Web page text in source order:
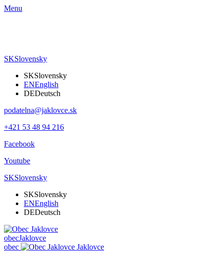
Menu
SKSlovensky
SKSlovensky
ENEnglish
DEDeutsch
podatelna@jaklovce.sk
+421 53 48 94 216
Facebook
Youtube
SKSlovensky
SKSlovensky
ENEnglish
DEDeutsch
obecJaklovce
obec
Jaklovce